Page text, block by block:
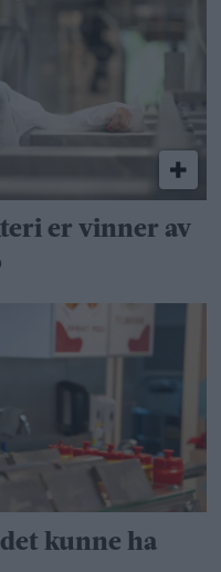
er vinner av
kunne ha